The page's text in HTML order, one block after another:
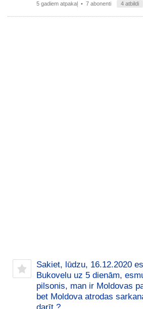
5 gadiem atpakaļ • 7 abonenti 4 atbildi
Sakiet, lūdzu, 16.12.2020
Bukovelu uz 5 dienām,
pilsonis, man ir Moldovas
bet Moldova atrodas